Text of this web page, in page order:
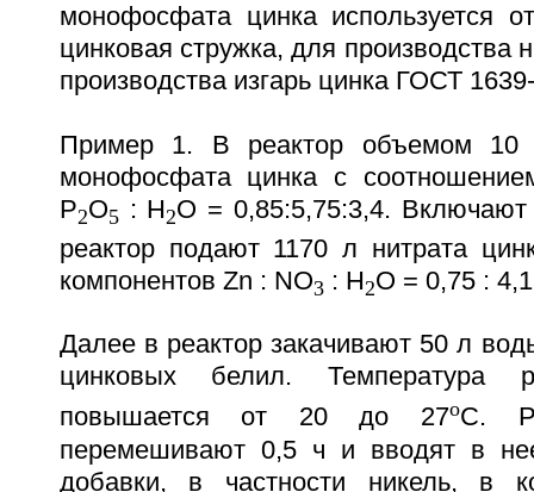
монофосфата цинка используется
цинковая стружка, для производства
производства изгарь цинка ГОСТ
Пример 1. В реактор объемом
монофосфата цинка с
P2O5 : H2O = 0,85:5,75:3,4.
реактор подают 1170 л нитрата
компонентов Zn : NO3 : H2O = 0,75 :
Далее в реактор закачивают 50 л
цинковых белил. Температура
повышается от 20 до 27oC.
перемешивают 0,5 ч и вводят в
добавки, в частности никель, в